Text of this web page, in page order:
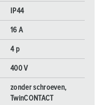
IP44
16 A
4 p
400 V
zonder schroeven,
TwinCONTACT